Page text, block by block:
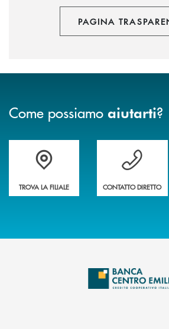
PAGINA
Come possiamo aiutarti?
Accedi all' elenco completo delle filiali
TROVA LA FILIALE
Vuoi avere
CONTATTO DIRETTO